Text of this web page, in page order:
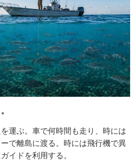
運ぶ。車で何時間も走り、時には
で離島に渡る。時には飛行機で異
イドを利用する。